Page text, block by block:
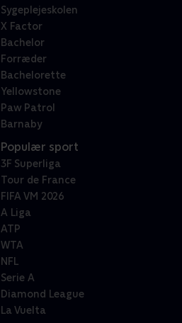
Sygeplejeskolen
X Factor
Bachelor
Forræder
Bachelorette
Yellowstone
Paw Patrol
Barnaby
Populær sport
3F Superliga
Tour de France
FIFA VM 2026
A Liga
ATP
WTA
NFL
Serie A
Diamond League
La Vuelta